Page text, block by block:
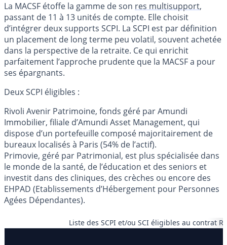
La MACSF étoffe la gamme de son res multisupport,
passant de 11 à 13 unités de compte. Elle choisit
d’intégrer deux supports SCPI. La SCPI est par définition
un placement de long terme peu volatil, souvent achetée
dans la perspective de la retraite. Ce qui enrichit
parfaitement l’approche prudente que la MACSF a pour
ses épargnants.
Deux SCPI éligibles :
Rivoli Avenir Patrimoine, fonds géré par Amundi
Immobilier, filiale d’Amundi Asset Management, qui
dispose d’un portefeuille composé majoritairement de
bureaux localisés à Paris (54% de l’actif).
Primovie, géré par Patrimonial, est plus spécialisée dans
le monde de la santé, de l’éducation et des seniors et
investit dans des cliniques, des crèches ou encore des
EHPAD (Etablissements d’Hébergement pour Personnes
Agées Dépendantes).
Liste des SCPI et/ou SCI éligibles au contrat